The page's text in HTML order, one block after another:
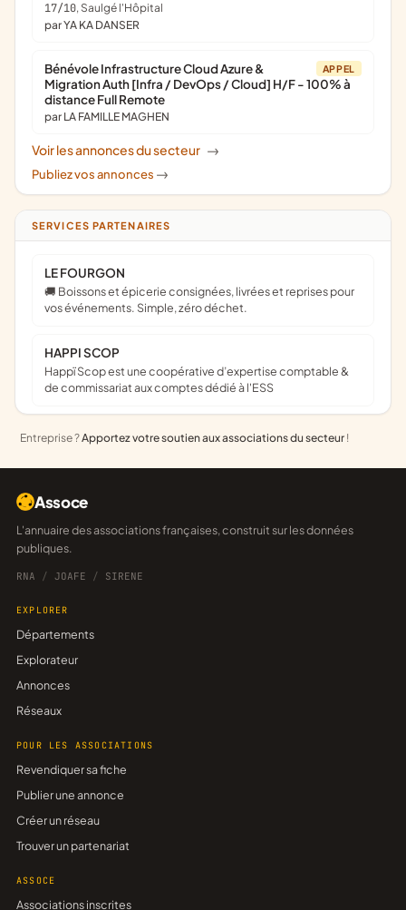
17/10, Saulgé l'Hôpital
par YA KA DANSER
APPEL
Bénévole Infrastructure Cloud Azure &
Migration Auth [Infra / DevOps / Cloud] H/F - 100% à
distance Full Remote
par LA FAMILLE MAGHEN
Voir les annonces du secteur ->
Publiez vos annonces ->
SERVICES PARTENAIRES
LE FOURGON
🚚 Boissons et épicerie consignées, livrées et reprises pour
vos événements. Simple, zéro déchet.
HAPPI SCOP
Happï Scop est une coopérative d’expertise comptable &
de commissariat aux comptes dédié à l'ESS
Entreprise ?Apportez votre soutien aux associations du secteur !
Assoce
L'annuaire des associations françaises, construit sur les données
publiques.
RNA / JOAFE / SIRENE
EXPLORER
Départements
Explorateur
Annonces
Réseaux
POUR LES ASSOCIATIONS
Revendiquer sa fiche
Publier une annonce
Créer un réseau
Trouver un partenariat
ASSOCE
Associations inscrites